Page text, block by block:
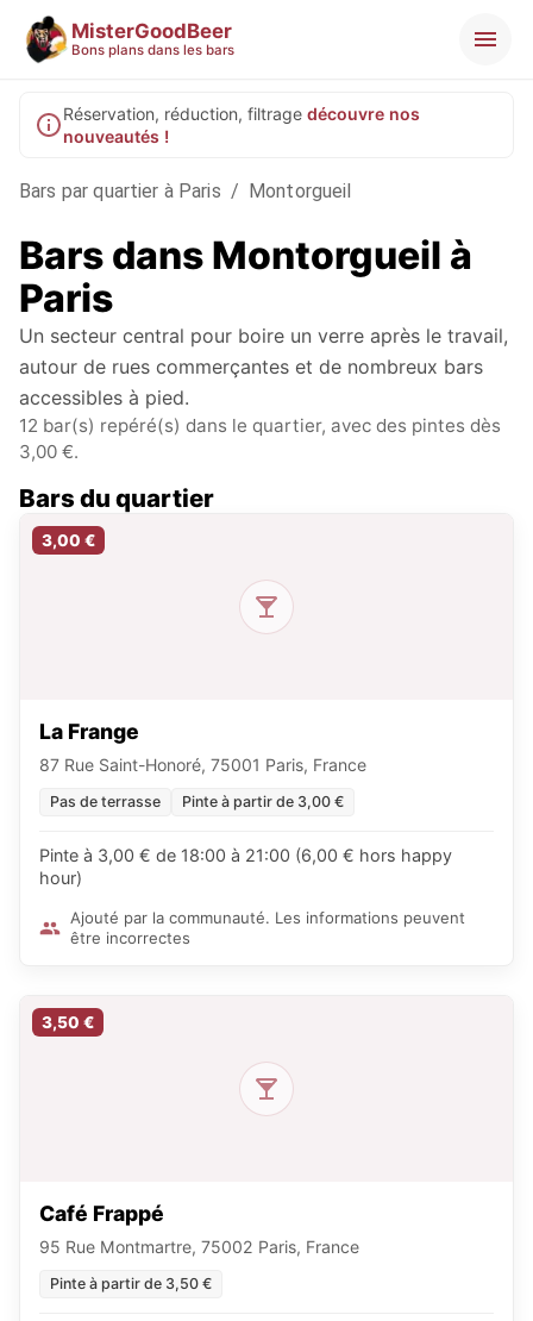
MisterGoodBeer
Bons plans dans les bars
Réservation, réduction, filtrage découvre nos
nouveautés !
Bars par quartier à Paris / Montorgueil
Bars dans Montorgueil à
Paris
Un secteur central pour boire un verre après le travail,
autour de rues commerçantes et de nombreux bars
accessibles à pied.
12 bar(s) repéré(s) dans le quartier, avec des pintes dès
3,00 €.
Bars du quartier
3,00 €
La Frange
87 Rue Saint-Honoré, 75001 Paris, France
Pas de terrasse Pinte à partir de 3,00 €
Pinte à 3,00 € de 18:00 à 21:00 (6,00 € hors happy
hour)
Ajouté par la communauté. Les informations peuvent
être incorrectes
3,50 €
Café Frappé
95 Rue Montmartre, 75002 Paris, France
Pinte à partir de 3,50 €